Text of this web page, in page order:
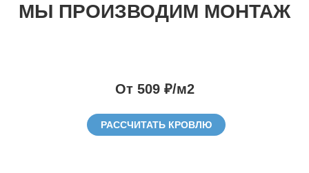
МЫ ПРОИЗВОДИМ МОНТАЖ
От 509 ₽/м2
РАССЧИТАТЬ КРОВЛЮ